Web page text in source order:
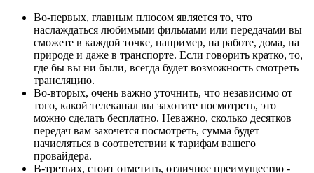
Во-первых, главным плюсом является то, что
наслаждаться любимыми фильмами или передачами вы
сможете в каждой точке, например, на работе, дома, на
природе и даже в транспорте. Если говорить кратко, то,
где бы вы ни были, всегда будет возможность смотреть
трансляцию.
Во-вторых, очень важно уточнить, что независимо от
того, какой телеканал вы захотите посмотреть, это
можно сделать бесплатно. Неважно, сколько десятков
передач вам захочется посмотреть, сумма будет
начисляться в соответствии к тарифам вашего
провайдера.
В-третьих, стоит отметить, отличное преимущество -